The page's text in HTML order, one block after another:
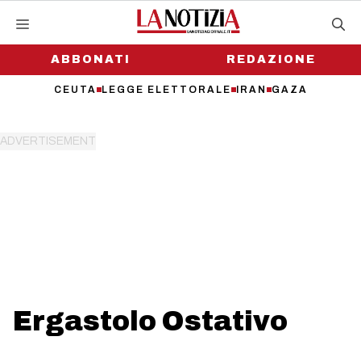
contenutoABBONATI
CEUTA LEGGE ELETTORALE IRAN GAZA
REDAZIONE
Ergastolo Ostativo